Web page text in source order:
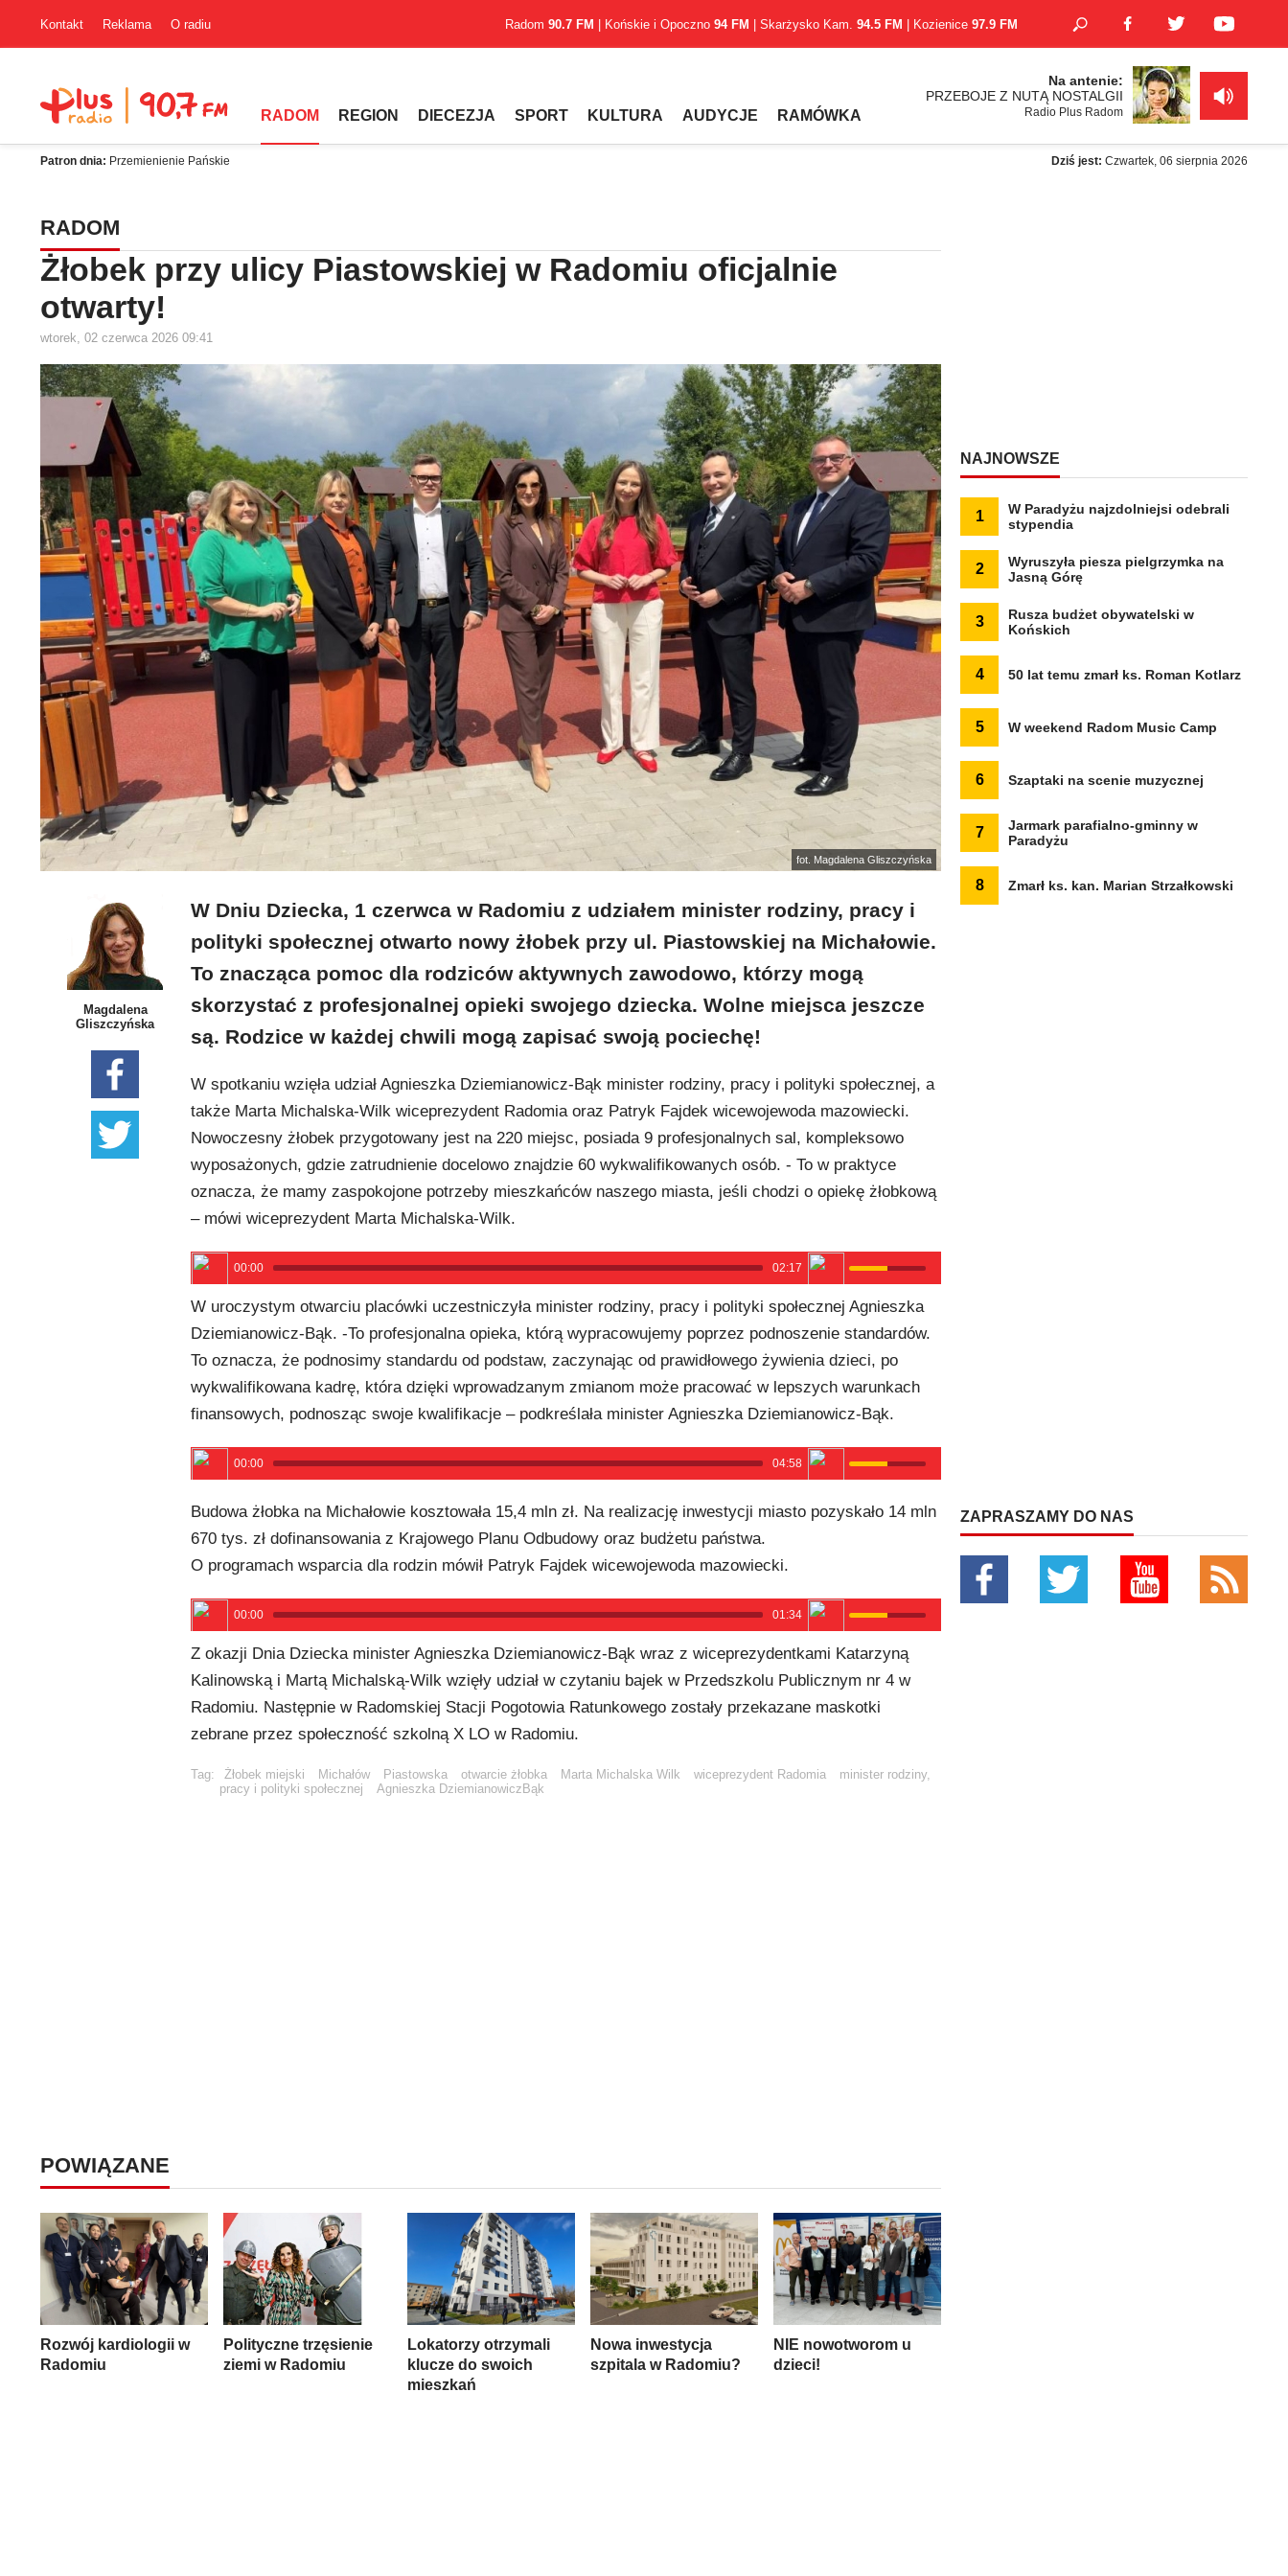
Kontakt Reklama O radiu Radom 90.7 FM | Końskie i Opoczno 94 FM | Skarżysko Kam. 94.5 FM | Kozienice 97.9 FM
RADOM REGION DIECEZJA SPORT KULTURA AUDYCJE RAMÓWKA
Na antenie:
PRZEBOJE Z NUTĄ NOSTALGII
Radio Plus Radom
Patron dnia: Przemienienie Pańskie Dziś jest: Czwartek, 06 sierpnia 2026
RADOM
Żłobek przy ulicy Piastowskiej w Radomiu oficjalnie
otwarty!
wtorek, 02 czerwca 2026 09:41
fot. Magdalena Gliszczyńska
Magdalena
Gliszczyńska
W Dniu Dziecka, 1 czerwca w Radomiu z udziałem minister rodziny, pracy i
polityki społecznej otwarto nowy żłobek przy ul. Piastowskiej na Michałowie.
To znacząca pomoc dla rodziców aktywnych zawodowo, którzy mogą
skorzystać z profesjonalnej opieki swojego dziecka. Wolne miejsca jeszcze
są. Rodzice w każdej chwili mogą zapisać swoją pociechę!
W spotkaniu wzięła udział Agnieszka Dziemianowicz-Bąk minister rodziny, pracy i polityki społecznej, a
także Marta Michalska-Wilk wiceprezydent Radomia oraz Patryk Fajdek wicewojewoda mazowiecki.
Nowoczesny żłobek przygotowany jest na 220 miejsc, posiada 9 profesjonalnych sal, kompleksowo
wyposażonych, gdzie zatrudnienie docelowo znajdzie 60 wykwalifikowanych osób. - To w praktyce
oznacza, że mamy zaspokojone potrzeby mieszkańców naszego miasta, jeśli chodzi o opiekę żłobkową
– mówi wiceprezydent Marta Michalska-Wilk.
00:00 02:17
W uroczystym otwarciu placówki uczestniczyła minister rodziny, pracy i polityki społecznej Agnieszka
Dziemianowicz-Bąk. -To profesjonalna opieka, którą wypracowujemy poprzez podnoszenie standardów.
To oznacza, że podnosimy standardu od podstaw, zaczynając od prawidłowego żywienia dzieci, po
wykwalifikowana kadrę, która dzięki wprowadzanym zmianom może pracować w lepszych warunkach
finansowych, podnosząc swoje kwalifikacje – podkreślała minister Agnieszka Dziemianowicz-Bąk.
00:00 04:58
Budowa żłobka na Michałowie kosztowała 15,4 mln zł. Na realizację inwestycji miasto pozyskało 14 mln
670 tys. zł dofinansowania z Krajowego Planu Odbudowy oraz budżetu państwa.
O programach wsparcia dla rodzin mówił Patryk Fajdek wicewojewoda mazowiecki.
00:00 01:34
Z okazji Dnia Dziecka minister Agnieszka Dziemianowicz-Bąk wraz z wiceprezydentkami Katarzyną
Kalinowską i Martą Michalską-Wilk wzięły udział w czytaniu bajek w Przedszkolu Publicznym nr 4 w
Radomiu. Następnie w Radomskiej Stacji Pogotowia Ratunkowego zostały przekazane maskotki
zebrane przez społeczność szkolną X LO w Radomiu.
Tag: Żłobek miejski Michałów Piastowska otwarcie żłobka Marta Michalska Wilk wiceprezydent Radomia
minister rodziny,
pracy i polityki społecznej
Agnieszka DziemianowiczBąk
POWIĄZANE
Rozwój kardiologii w
Radomiu
Polityczne trzęsienie
ziemi w Radomiu
Lokatorzy otrzymali
klucze do swoich
mieszkań
Nowa inwestycja
szpitala w Radomiu?
NIE nowotworom u
dzieci!
NAJNOWSZE
1
W Paradyżu najzdolniejsi odebrali
stypendia
2
Wyruszyła piesza pielgrzymka na
Jasną Górę
3
Rusza budżet obywatelski w
Końskich
4 50 lat temu zmarł ks. Roman Kotlarz
5 W weekend Radom Music Camp
6 Szaptaki na scenie muzycznej
7
Jarmark parafialno-gminny w
Paradyżu
8 Zmarł ks. kan. Marian Strzałkowski
ZAPRASZAMY DO NAS